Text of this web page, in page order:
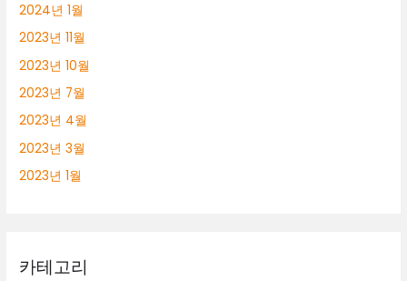
2024년 1월
2023년 11월
2023년 10월
2023년 7월
2023년 4월
2023년 3월
2023년 1월
카테고리